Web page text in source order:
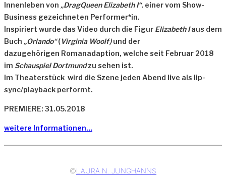
Innenleben von „DragQueen Elizabeth I“, einer vom Show-
Business gezeichneten Performer*in.
Inspiriert wurde das Video durch die Figur Elizabeth Iaus dem
Buch „Orlando“(Virginia Woolf)und der
dazugehörigen Romanadaption, welche seit Februar 2018
im Schauspiel Dortmundzu sehen ist.
Im Theaterstück wird die Szene jeden Abend live als lip-
sync/playback performt.
PREMIERE: 31.05.2018
weitere Informationen…
©LAURA N. JUNGHANNS